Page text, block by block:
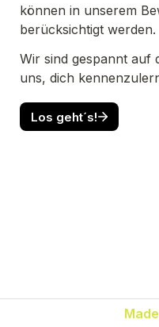
können in unserem
berücksichtigt werden.
Wir sind gespannt auf
uns, dich
Los geht´s!